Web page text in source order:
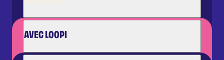
AVEC LOOPI